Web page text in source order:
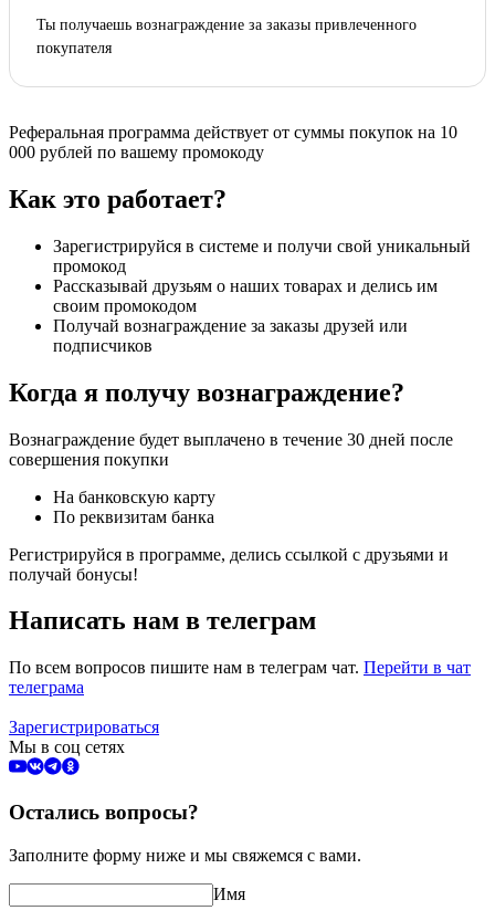
Ты получаешь вознаграждение за заказы привлеченного
покупателя
Реферальная программа действует от суммы покупок на 10
000 рублей по вашему промокоду
Как это работает?
Зарегистрируйся в системе и получи свой уникальный
промокод
Рассказывай друзьям о наших товарах и делись им
своим промокодом
Получай вознаграждение за заказы друзей или
подписчиков
Когда я получу вознаграждение?
Вознаграждение будет выплачено в течение 30 дней после
совершения покупки
На банковскую карту
По реквизитам банка
Регистрируйся в программе, делись ссылкой с друзьями и
получай бонусы!
Написать нам в телеграм
По всем вопросов пишите нам в телеграм чат. Перейти в чат
телеграма
Зарегистрироваться
Мы в соц сетях
Остались вопросы?
Заполните форму ниже и мы свяжемся с вами.
Имя